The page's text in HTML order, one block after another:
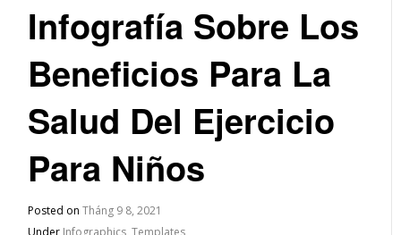
Infografía Sobre Los
Beneficios Para La
Salud Del Ejercicio
Para Niños
Posted onTháng 9 8, 2021
Under Infographics,Templates